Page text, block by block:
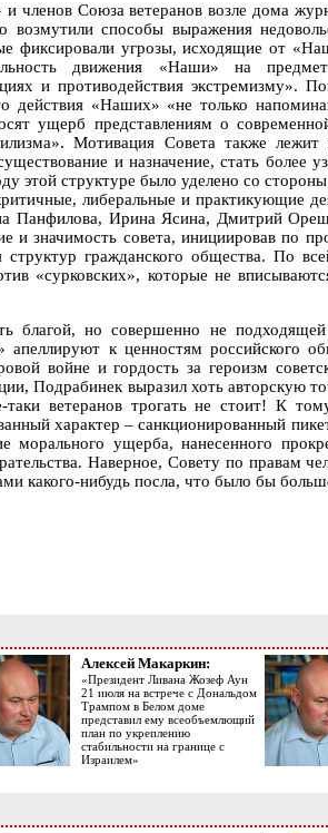
членов Союза ветеранов возле дома
возмутили способы выражения
фиксировали угрозы, исходящие от
движения «Наши» на
и противодействия экстремизму».
действия «Наших» «не только
ущерб представлениям о
Мотивация Совета также лежит
и назначение, стать более
этой структуре было уделено со
либеральные и практикующие
Панфилова, Ирина Ясина, Дмитрий
и значимость совета, инициировав по
гражданского общества. По
«сурковских», которые не
благой, но совершенно не подходящей
к ценностям российского
войне и гордость за героизм
Подрабинек выразил хоть авторскую
таки ветеранов трогать не стоит! К
характер – санкционированный
морального ущерба, нанесенного
Наверное, Совету по правам
какого-нибудь посла, что было бы
Алексей Макаркин:
«Президент Ливана Жозеф Аун
21 июля на встрече с Дональдом
Трампом в Белом доме
представил ему всеобъемлющий
план по укреплению
стабильности на границе с
Израилем»